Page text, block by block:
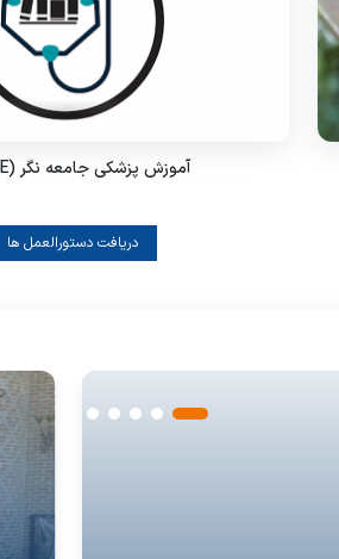
آموزش پزشکی جامعه نگر (COME)
دریافت دستورالعمل ها